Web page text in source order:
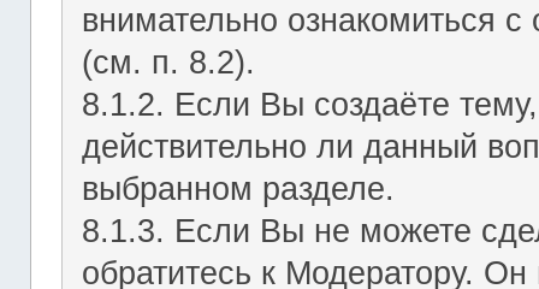
внимательно ознакомиться
(см. п. 8.2).
8.1.2. Если Вы создаёте
действительно ли данный
выбранном разделе.
8.1.3. Если Вы не можете
обратитесь к Модератору.